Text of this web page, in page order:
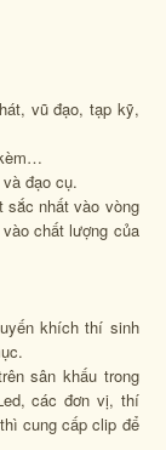
vũ đạo, tạp kỹ,
đạo cụ.
sắc nhất vào vòng
chất lượng của
khích thí sinh
sân khấu trong
các đơn vị, thí
cung cấp clip để